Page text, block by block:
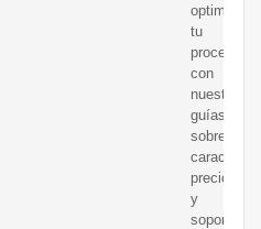
optimiza
tu
proceso
con
nuestras
guías
sobre
precios
y
soporte